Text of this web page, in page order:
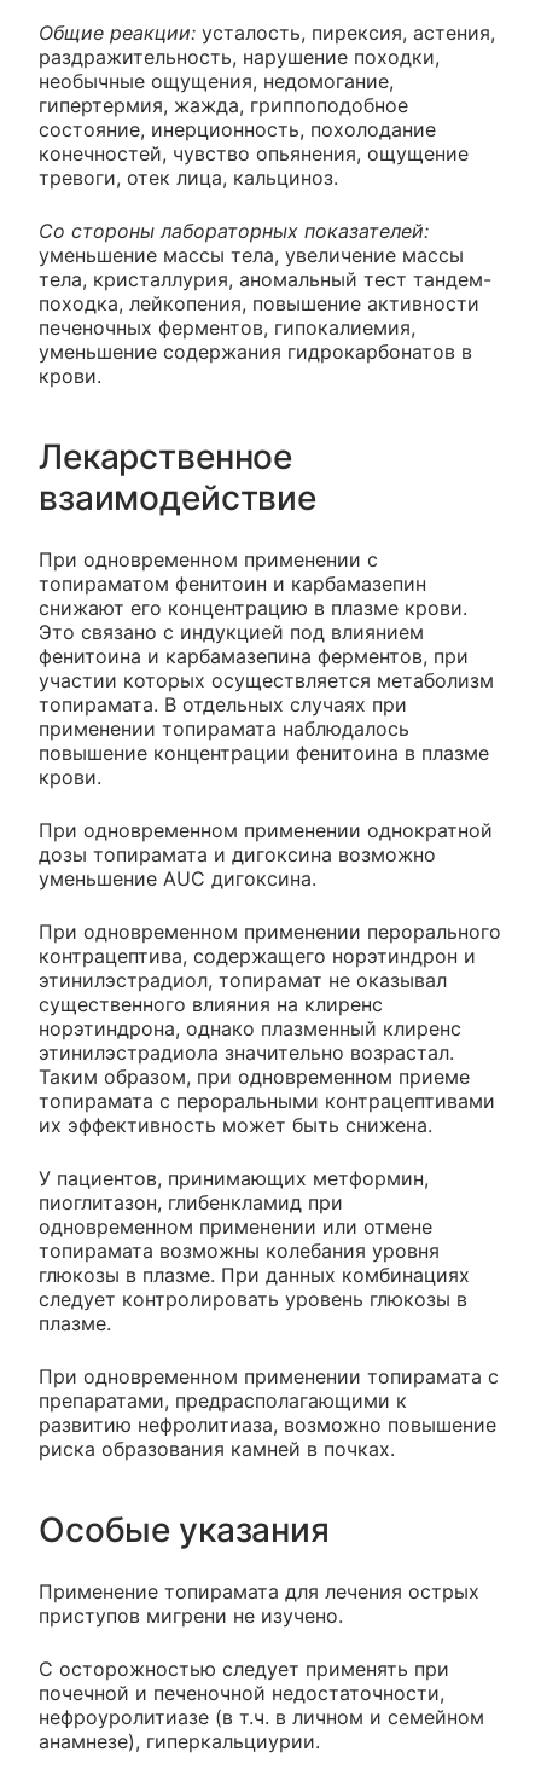
Общие реакции: усталость, пирексия, астения,
раздражительность, нарушение походки,
необычные ощущения, недомогание,
гипертермия, жажда, гриппоподобное
состояние, инерционность, похолодание
конечностей, чувство опьянения, ощущение
тревоги, отек лица, кальциноз.
Со стороны лабораторных показателей:
уменьшение массы тела, увеличение массы
тела, кристаллурия, аномальный тест тандем-
походка, лейкопения, повышение активности
печеночных ферментов, гипокалиемия,
уменьшение содержания гидрокарбонатов в
крови.
Лекарственное
взаимодействие
При одновременном применении с
топираматом фенитоин и карбамазепин
снижают его концентрацию в плазме крови.
Это связано с индукцией под влиянием
фенитоина и карбамазепина ферментов, при
участии которых осуществляется метаболизм
топирамата. В отдельных случаях при
применении топирамата наблюдалось
повышение концентрации фенитоина в плазме
крови.
При одновременном применении однократной
дозы топирамата и дигоксина возможно
уменьшение AUC дигоксина.
При одновременном применении перорального
контрацептива, содержащего норэтиндрон и
этинилэстрадиол, топирамат не оказывал
существенного влияния на клиренс
норэтиндрона, однако плазменный клиренс
этинилэстрадиола значительно возрастал.
Таким образом, при одновременном приеме
топирамата с пероральными контрацептивами
их эффективность может быть снижена.
У пациентов, принимающих метформин,
пиоглитазон, глибенкламид при
одновременном применении или отмене
топирамата возможны колебания уровня
глюкозы в плазме. При данных комбинациях
следует контролировать уровень глюкозы в
плазме.
При одновременном применении топирамата с
препаратами, предрасполагающими к
развитию нефролитиаза, возможно повышение
риска образования камней в почках.
Особые указания
Применение топирамата для лечения острых
приступов мигрени не изучено.
С осторожностью следует применять при
почечной и печеночной недостаточности,
нефроуролитиазе (в т.ч. в личном и семейном
анамнезе), гиперкальциурии.